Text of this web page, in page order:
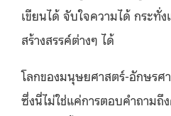
เขียนได้ จับใจความได้ กระทั่
สร้างสรรค์ต่างๆ ได้
โลกของมนุษยศาสตร์-อักษรศ
ซึ่งนี่ไม่ใช่แค่การตอบคำถามถึ